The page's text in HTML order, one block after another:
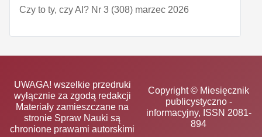
Czy to ty, czy AI? Nr 3 (308) marzec 2026
UWAGA! wszelkie przedruki
wyłącznie za zgodą redakcji
Materiały zamieszczane na
stronie Spraw Nauki są
chronione prawami autorskimi
Copyright © Miesięcznik
publicystyczno -
informacyjny, ISSN 2081-
894